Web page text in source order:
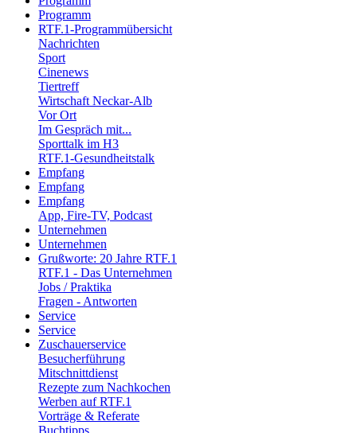
Programm
RTF.1-Programmübersicht
Nachrichten
Sport
Cinenews
Tiertreff
Wirtschaft Neckar-Alb
Vor Ort
Im Gespräch mit...
Sporttalk im H3
RTF.1-Gesundheitstalk
Empfang
Empfang
Empfang
App, Fire-TV, Podcast
Unternehmen
Unternehmen
Grußworte: 20 Jahre RTF.1
RTF.1 - Das Unternehmen
Jobs / Praktika
Fragen - Antworten
Service
Service
Zuschauerservice
Besucherführung
Mitschnittdienst
Rezepte zum Nachkochen
Werben auf RTF.1
Vorträge & Referate
Buchtipps